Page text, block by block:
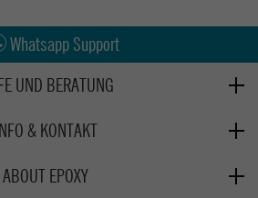
Kauf auf Rechnung
UND BERATUNG
Retoure
& KONTAKT
ABOUT EPOXY